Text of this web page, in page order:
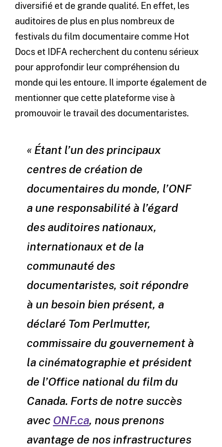
diversifié et de grande qualité. En effet, les
auditoires de plus en plus nombreux de
festivals du film documentaire comme Hot
Docs et IDFA recherchent du contenu sérieux
pour approfondir leur compréhension du
monde qui les entoure. Il importe également de
mentionner que cette plateforme vise à
promouvoir le travail des documentaristes.
« Étant l’un des principaux
centres de création de
documentaires du monde, l’ONF
a une responsabilité à l’égard
des auditoires nationaux,
internationaux et de la
communauté des
documentaristes, soit répondre
à un besoin bien présent, a
déclaré Tom Perlmutter,
commissaire du gouvernement à
la cinématographie et président
de l’Office national du film du
Canada. Forts de notre succès
avec ONF.ca, nous prenons
avantage de nos infrastructures